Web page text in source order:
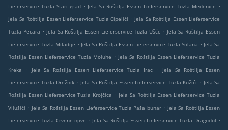
Lieferservice Tuzla Stari grad . Jela Sa Roštilja Essen Lieferservice Tuzla Medenice .
Jela Sa Roštilja Essen Lieferservice Tuzla Cipelići . Jela Sa Roštilja Essen Lieferservice
Tuzla Pecara . Jela Sa Roštilja Essen Lieferservice Tuzla Ušće . Jela Sa Roštilja Essen
Lieferservice Tuzla Miladije . Jela Sa Roštilja Essen Lieferservice Tuzla Solana . Jela Sa
Roštilja Essen Lieferservice Tuzla Moluhe . Jela Sa Roštilja Essen Lieferservice Tuzla
Kreka
. Jela Sa Roštilja Essen Lieferservice Tuzla Irac .
Jela Sa Roštilja Essen
Lieferservice Tuzla Drežnik . Jela Sa Roštilja Essen Lieferservice Tuzla Kužići . Jela Sa
Roštilja Essen Lieferservice Tuzla Krojčica . Jela Sa Roštilja Essen Lieferservice Tuzla
Vilušići . Jela Sa Roštilja Essen Lieferservice Tuzla Paša bunar . Jela Sa Roštilja Essen
Lieferservice Tuzla Crvene njive . Jela Sa Roštilja Essen Lieferservice Tuzla Dragodol .